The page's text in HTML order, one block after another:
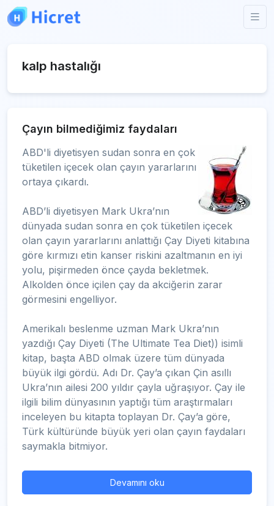
kalp hastalığı
Çayın bilmediğimiz faydaları
ABD'li diyetisyen sudan sonra en çok
tüketilen içecek olan çayın yararlarını
ortaya çıkardı.
ABD’li diyetisyen Mark Ukra’nın
dünyada sudan sonra en çok tüketilen içecek
olan çayın yararlarını anlattığı Çay Diyeti kitabına
göre kırmızı etin kanser riskini azaltmanın en iyi
yolu, pişirmeden önce çayda bekletmek.
Alkolden önce içilen çay da akciğerin zarar
görmesini engelliyor.
Amerikalı beslenme uzman Mark Ukra’nın
yazdığı Çay Diyeti (The Ultimate Tea Diet)) isimli
kitap, başta ABD olmak üzere tüm dünyada
büyük ilgi gördü. Adı Dr. Çay’a çıkan Çin asıllı
Ukra’nın ailesi 200 yıldır çayla uğraşıyor. Çay ile
ilgili bilim dünyasının yaptığı tüm araştırmaları
inceleyen bu kitapta toplayan Dr. Çay’a göre,
Türk kültüründe büyük yeri olan çayın faydaları
saymakla bitmiyor.
Devamını oku